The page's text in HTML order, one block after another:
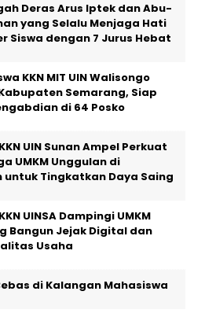
Deras Arus Iptek dan Abu-
yang Selalu Menjaga Hati
Siswa dengan 7 Jurus Hebat
KKN MIT UIN Walisongo
Semarang, Siap
di 64 Posko
UIN Sunan Ampel Perkuat
UMKM Unggulan di
Tingkatkan Daya Saing
UINSA Dampingi UMKM
Bangun Jejak Digital dan
Usaha
di Kalangan Mahasiswa